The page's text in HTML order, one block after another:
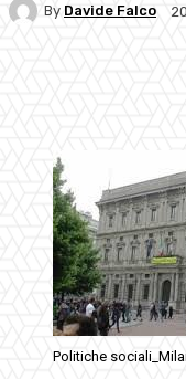
By Davide Falco
Politiche